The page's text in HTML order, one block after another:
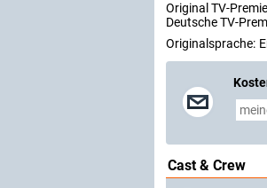
Original TV-
Deutsche TV-
Originalsprache:
Cast & Crew